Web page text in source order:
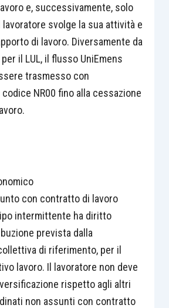
e, successivamente, solo
svolge la sua attività e
di lavoro. Diversamente da
il LUL, il flusso UniEmens
trasmesso con
codice NR00 fino alla cessazione
con contratto di lavoro
intermittente ha diritto
prevista dalla
di riferimento, per il
lavoro. Il lavoratore non deve
rispetto agli altri
non assunti con contratto